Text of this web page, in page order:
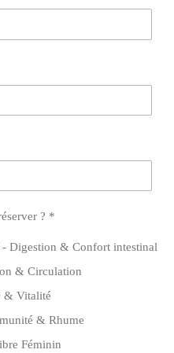
? *
Digestion & Confort intestinal
& Circulation
& Vitalité
& Rhume
Féminin